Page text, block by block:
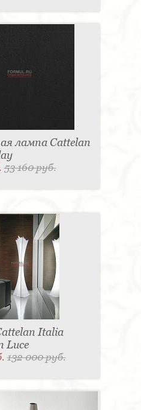
лампа Cattelan
53 160 руб.
Italia
Luce
132 000 руб.